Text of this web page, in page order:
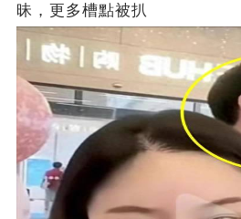
昧，更多槽點被扒